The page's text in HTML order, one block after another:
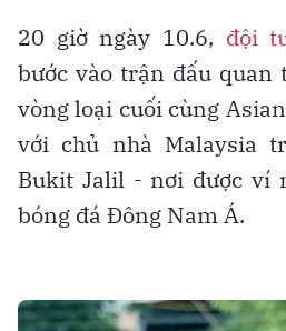
20 giờ ngày 10.6, đội
bước vào trận đấu quan
vòng loại cuối cùng
với chủ nhà Malaysia
Bukit Jalil - nơi được ví
bóng đá Đông Nam Á.